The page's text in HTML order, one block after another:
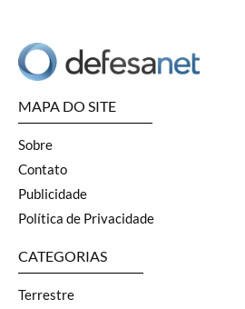
MAPA DO SITE
Sobre
Contato
Publicidade
Política de Privacidade
CATEGORIAS
Terrestre